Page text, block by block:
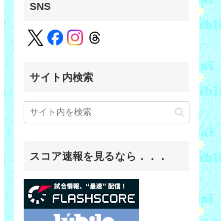
SNS
サイト内検索
スコア速報を見るなら．．．